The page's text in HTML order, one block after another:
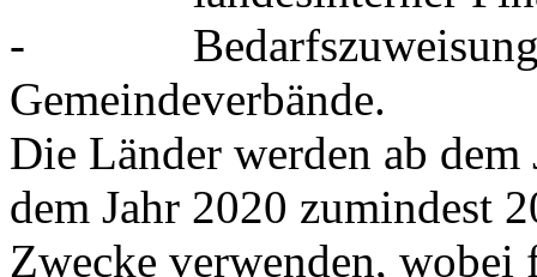
- Bedarfszuweisungen
Gemeindeverbände.
Die Länder werden ab
dem Jahr 2020 zumindest
Zwecke verwenden,